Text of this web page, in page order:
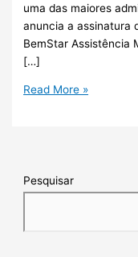
uma das maiores
anuncia a assinatura
BemStar Assistência
[…]
Read More »
Pesquisar